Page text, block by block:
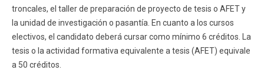
FACULTAD
Estudiantes
Funcionarios Egresados
troncales, el taller de preparación de proyecto de tesis o AFET y
la unidad de investigación o pasantía. En cuanto a los cursos
electivos, el candidato deberá cursar como mínimo 6 créditos. La
tesis o la actividad formativa equivalente a tesis (AFET) equivale
a 50 créditos.